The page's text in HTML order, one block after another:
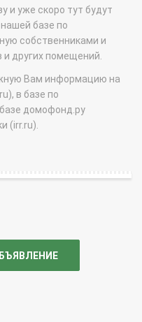
и уже скоро тут будут
базе по
собственниками и
и других помещений.
Вам информацию на
в базе по
домофонд.ру
(irr.ru).